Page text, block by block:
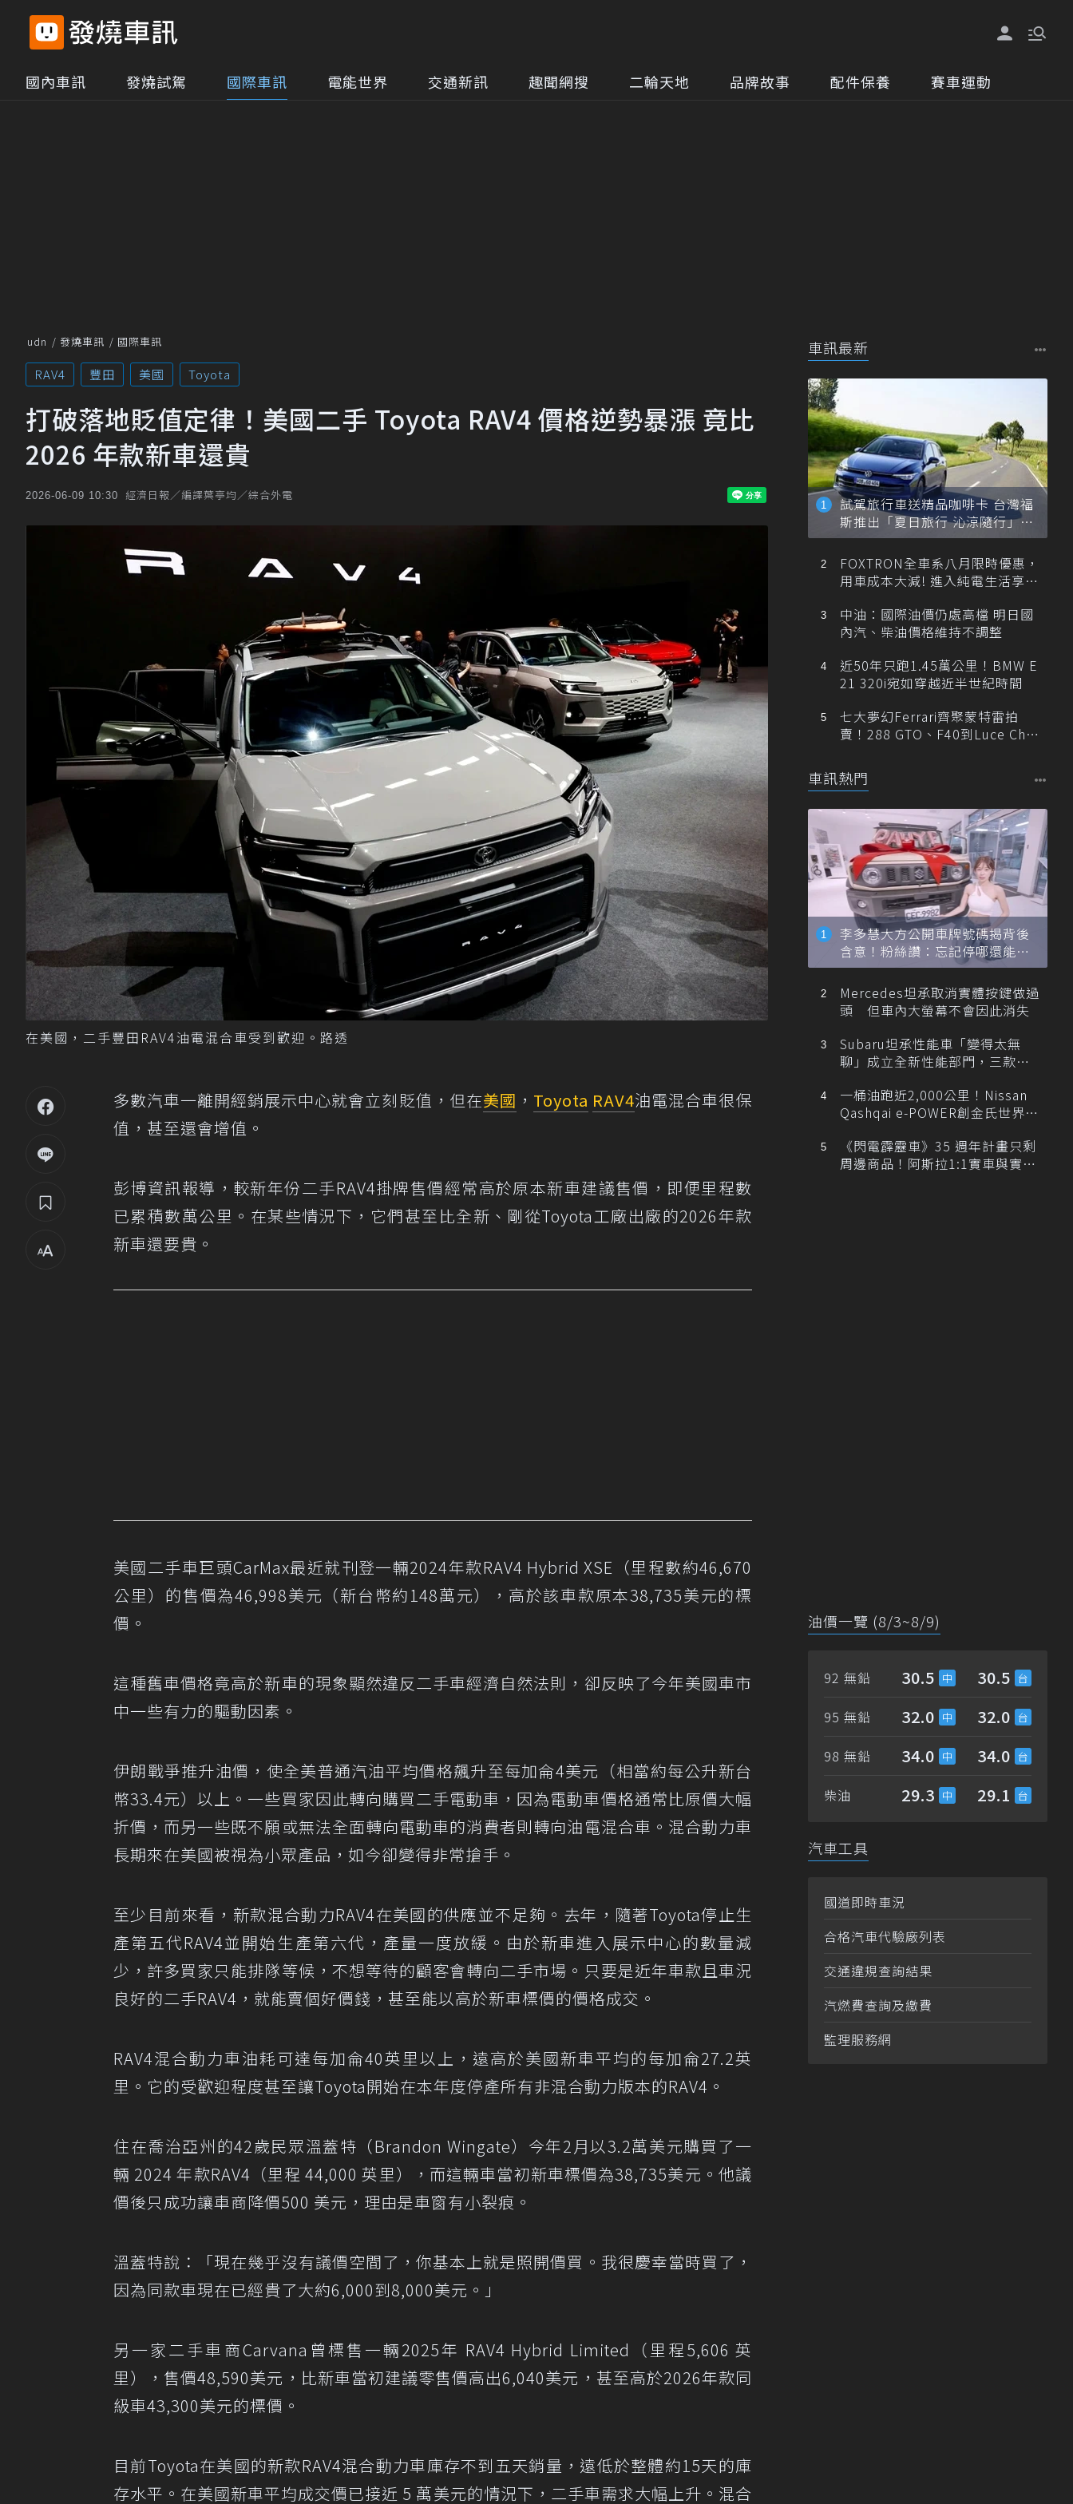
國內車訊 發燒試駕 國際車訊 電能世界 交通新訊 趣聞網搜 二輪天地 品牌故事 配件保養 賽車運動
udn 發燒車訊 國際車訊
RAV4 豐田 美國 Toyota
打破落地貶值定律！美國二手 Toyota RAV4 價格逆勢暴漲 竟比
2026 年款新車還貴
2026-06-09 10:30 經濟日報／編譯葉亭均／綜合外電
在美國，二手豐田RAV4油電混合車受到歡迎。路透
多數汽車一離開經銷展示中心就會立刻貶值，但在美國 ， Toyota RAV4油電混合車很保
值，甚至還會增值。
彭博資訊報導，較新年份二手RAV4掛牌售價經常高於原本新車建議售價，即便里程數
已累積數萬公里。在某些情況下，它們甚至比全新、剛從Toyota工廠出廠的2026年款
新車還要貴。
美國二手車巨頭CarMax最近就刊登一輛2024年款RAV4 Hybrid XSE（里程數約46,670
公里）的售價為46,998美元（新台幣約148萬元），高於該車款原本38,735美元的標
價。
這種舊車價格竟高於新車的現象顯然違反二手車經濟自然法則，卻反映了今年美國車市
中一些有力的驅動因素。
伊朗戰爭推升油價，使全美普通汽油平均價格飆升至每加侖4美元（相當約每公升新台
幣33.4元）以上。一些買家因此轉向購買二手電動車，因為電動車價格通常比原價大幅
折價，而另一些既不願或無法全面轉向電動車的消費者則轉向油電混合車。混合動力車
長期來在美國被視為小眾產品，如今卻變得非常搶手。
至少目前來看，新款混合動力RAV4在美國的供應並不足夠。去年，隨著Toyota停止生
產第五代RAV4並開始生產第六代，產量一度放緩。由於新車進入展示中心的數量減
少，許多買家只能排隊等候，不想等待的顧客會轉向二手市場。只要是近年車款且車況
良好的二手RAV4，就能賣個好價錢，甚至能以高於新車標價的價格成交。
RAV4混合動力車油耗可達每加侖40英里以上，遠高於美國新車平均的每加侖27.2英
里。它的受歡迎程度甚至讓Toyota開始在本年度停產所有非混合動力版本的RAV4。
住在喬治亞州的42歲民眾溫蓋特（Brandon Wingate）今年2月以3.2萬美元購買了一
輛 2024 年款RAV4（里程 44,000 英里），而這輛車當初新車標價為38,735美元。他議
價後只成功讓車商降價500 美元，理由是車窗有小裂痕。
溫蓋特說：「現在幾乎沒有議價空間了，你基本上就是照開價買。我很慶幸當時買了，
因為同款車現在已經貴了大約6,000到8,000美元。」
另一家二手車商Carvana曾標售一輛2025年 RAV4 Hybrid Limited（里程5,606 英
里），售價48,590美元，比新車當初建議零售價高出6,040美元，甚至高於2026年款同
級車43,300美元的標價。
目前Toyota在美國的新款RAV4混合動力車庫存不到五天銷量，遠低於整體約15天的庫
存水平。在美國新車平均成交價已接近 5 萬美元的情況下，二手車需求大幅上升。混合
車訊最新
試駕旅行車送精品咖啡卡 台灣福
斯推出「夏日旅行 沁涼隨行」活
動
FOXTRON全車系八月限時優惠，
用車成本大減! 進入純電生活享
中油：國際油價仍處高檔 明日國
內汽、柴油價格維持不調整
近50年只跑1.45萬公里！BMW E
21 320i宛如穿越近半世紀時間
七大夢幻Ferrari齊聚蒙特雷拍
賣！288 GTO、F40到Luce Cha
車訊熱門
李多慧大方公開車牌號碼揭背後
含意！粉絲讚：忘記停哪還能幫
忙找車
Mercedes坦承取消實體按鍵做過
頭 但車內大螢幕不會因此消失
Subaru坦承性能車「變得太無
聊」成立全新性能部門，三款手
一桶油跑近2,000公里！Nissan
Qashqai e-POWER創金氏世界紀
《閃電霹靂車》35 週年計畫只剩
周邊商品！阿斯拉1:1實車與實體
油價一覽 (8/3~8/9)
92 無鉛 30.5 30.5
95 無鉛 32.0 32.0
98 無鉛 34.0 34.0
柴油 29.3 29.1
汽車工具
國道即時車況
合格汽車代驗廠列表
交通違規查詢結果
汽燃費查詢及繳費
監理服務網